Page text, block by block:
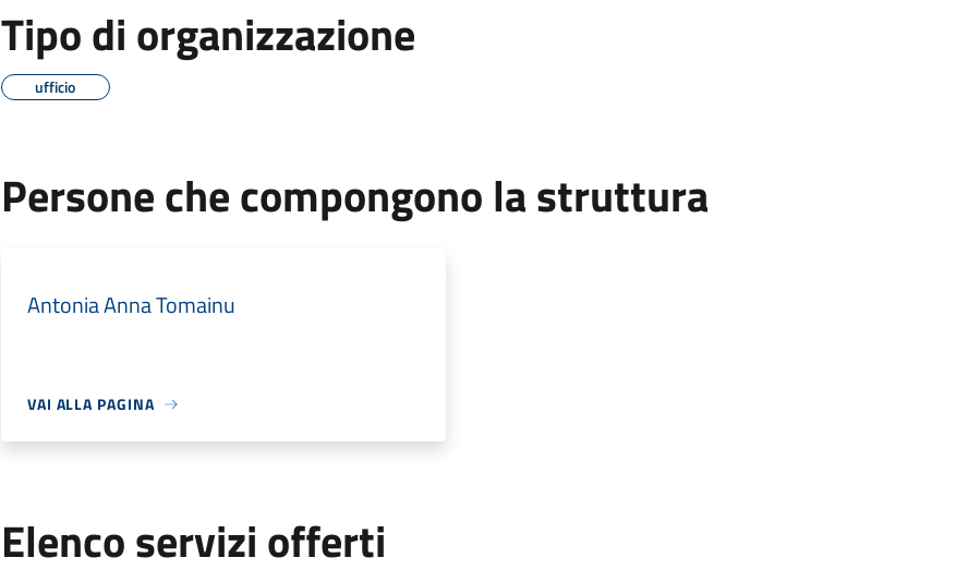
Tipo di organizzazione
ufficio
Persone che compongono la struttura
Antonia Anna Tomainu
VAI ALLA PAGINA
Elenco servizi offerti